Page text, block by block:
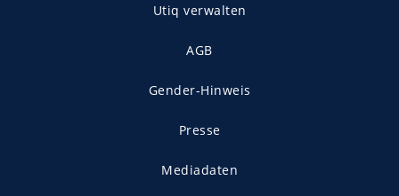
Utiq verwalten
AGB
Gender-Hinweis
Presse
Mediadaten